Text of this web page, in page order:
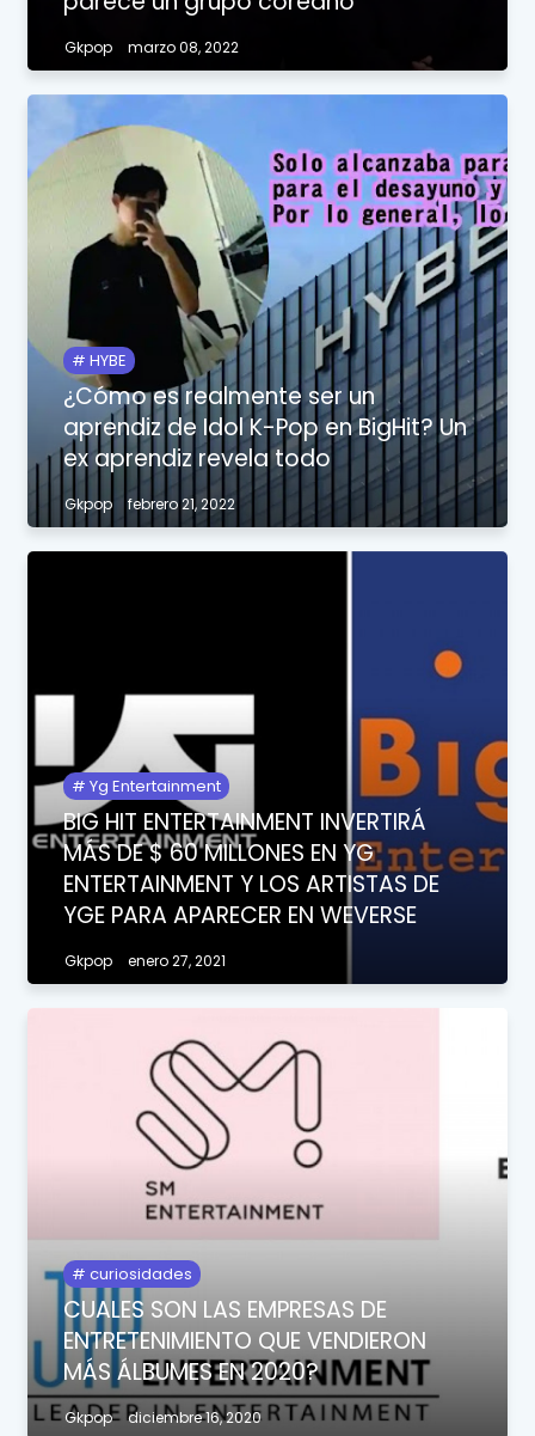
Gkpop marzo 08, 2022
HYBE
¿Cómo es realmente ser un
aprendiz de Idol K-Pop en BigHit? Un
ex aprendiz revela todo
Gkpop febrero 21, 2022
Yg Entertainment
BIG HIT ENTERTAINMENT INVERTIRÁ
MÁS DE $ 60 MILLONES EN YG
ENTERTAINMENT Y LOS ARTISTAS DE
YGE PARA APARECER EN WEVERSE
Gkpop enero 27, 2021
curiosidades
CUALES SON LAS EMPRESAS DE
ENTRETENIMIENTO QUE VENDIERON
MÁS ÁLBUMES EN 2020?
Gkpop diciembre 16, 2020